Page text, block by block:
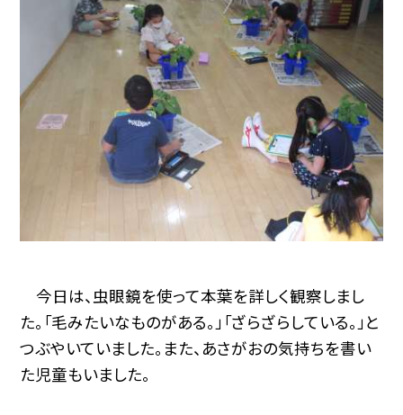
今日は、虫眼鏡を使って本葉を詳しく観察しまし
た。「毛みたいなものがある。」「ざらざらしている。」と
つぶやいていました。また、あさがおの気持ちを書い
た児童もいました。